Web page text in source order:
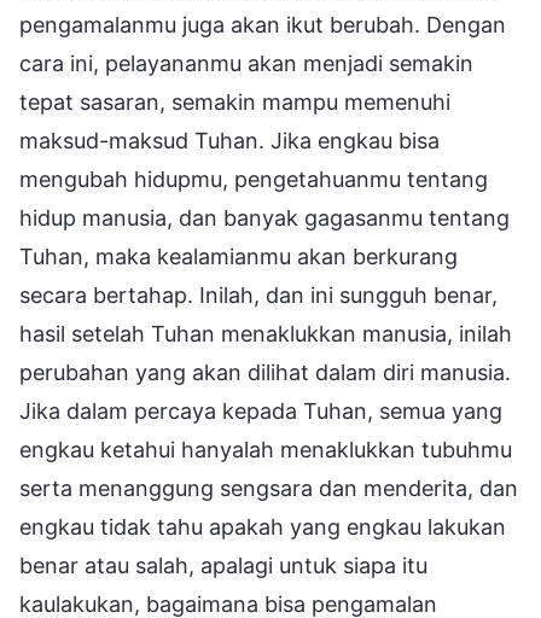
pengamalanmu juga akan ikut berubah. Dengan
cara ini, pelayananmu akan menjadi semakin
tepat sasaran, semakin mampu memenuhi
maksud-maksud Tuhan. Jika engkau bisa
mengubah hidupmu, pengetahuanmu tentang
hidup manusia, dan banyak gagasanmu tentang
Tuhan, maka kealamianmu akan berkurang
secara bertahap. Inilah, dan ini sungguh benar,
hasil setelah Tuhan menaklukkan manusia, inilah
perubahan yang akan dilihat dalam diri manusia.
Jika dalam percaya kepada Tuhan, semua yang
engkau ketahui hanyalah menaklukkan tubuhmu
serta menanggung sengsara dan menderita, dan
engkau tidak tahu apakah yang engkau lakukan
benar atau salah, apalagi untuk siapa itu
kaulakukan, bagaimana bisa pengamalan